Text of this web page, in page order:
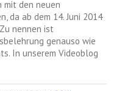
mit den neuen
da ab dem 14. Juni 2014
nennen ist
genauso wie
In unserem Videoblog